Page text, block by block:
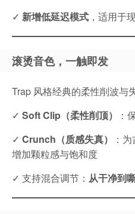
✓ 新增低延迟模式 ，适用于
滚烫音色，一触即发
Trap 风格经典的柔性削波与
✓ Soft Clip（柔性削顶）
：
✓ Crunch（质感失真）
：
增加颗粒感与饱和度
✓ 支持混合调节： 从干净到